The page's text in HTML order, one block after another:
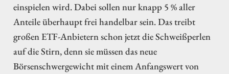
einspielen wird. Dabei sollen nur knapp 5 % aller
Anteile überhaupt frei handelbar sein. Das treibt
großen ETF-Anbietern schon jetzt die Schweißperlen
auf die Stirn, denn sie müssen das neue
Börsenschwergewicht mit einem Anfangswert von